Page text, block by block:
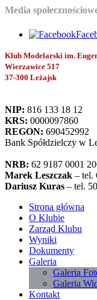
Media
Klub Modelarski im.
Wierzawice 517
37-300 Leżajsk
NIP: 816 133 18 12
KRS: 0000097860
REGON: 690452992
Bank Spółdzielczy w
NRB: 62 9187 0001
Marek Leszczak – tel.
Dariusz Kuras – tel.
Strona główna
O Klubie
Zarząd Klubu
Wyniki
Dokumenty
Galeria
Galeria
Galeria
Kontakt